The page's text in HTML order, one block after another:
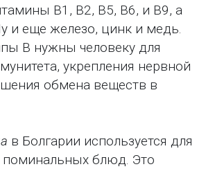
В1, В2, В5, В6, и В9, а
и еще железо, цинк и медь.
В нужны человеку для
укрепления нервной
обмена веществ в
в Болгарии используется для
поминальных блюд. Это